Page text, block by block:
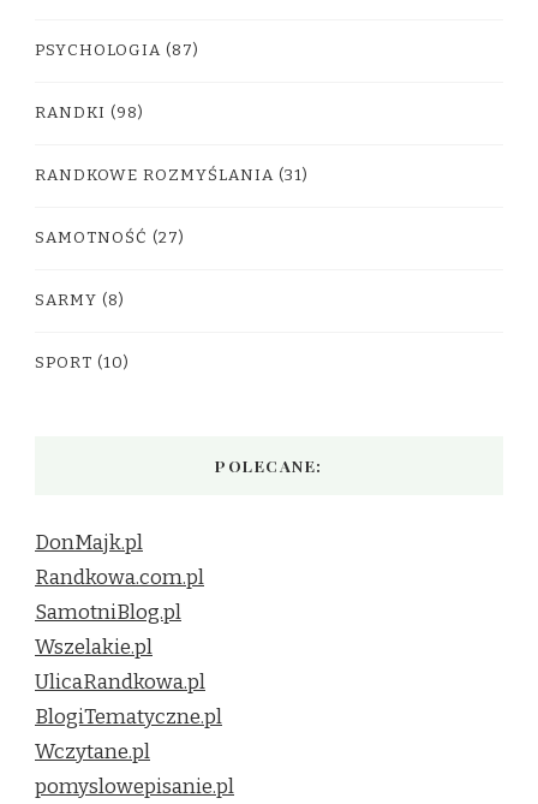
PSYCHOLOGIA (87)
RANDKI (98)
RANDKOWE ROZMYŚLANIA (31)
SAMOTNOŚĆ (27)
SARMY (8)
SPORT (10)
POLECANE:
DonMajk.pl
Randkowa.com.pl
SamotniBlog.pl
Wszelakie.pl
UlicaRandkowa.pl
BlogiTematyczne.pl
Wczytane.pl
pomyslowepisanie.pl